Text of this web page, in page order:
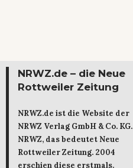
NRWZ.de – die Neue
Rottweiler Zeitung
NRWZ.de ist die Website der
NRWZ Verlag GmbH & Co. KG.
NRWZ, das bedeutet Neue
Rottweiler Zeitung. 2004
erschien diese erstmals.